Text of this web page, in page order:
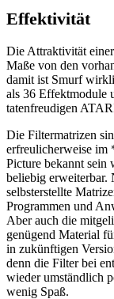
Effektivität
Die Attraktivität
Maße von den
damit ist Smurf
als 36 Effektmodule
tatenfreudigen
Die Filtermatrizen
erfreulicherweise im
Picture bekannt sein
beliebig erweiterbar.
selbsterstellte
Programmen und
Aber auch die
genügend Material
in zukünftigen
denn die Filter bei
wieder umständlich
wenig Spaß.